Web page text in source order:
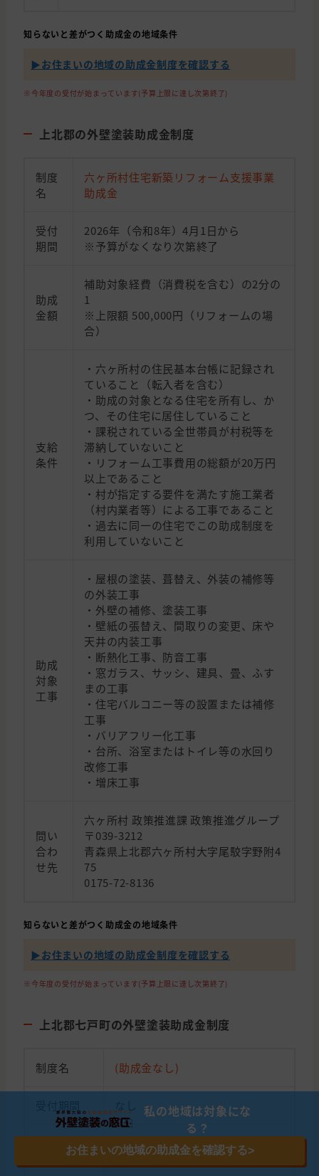
知らないと差がつく助成金の地域条件
▶︎お住まいの地域の助成金制度を確認する
※今年度の受付が始まっています(予算上限に達し次第終了)
上北郡の外壁塗装助成金制度
制度
名
六ヶ所村住宅新築リフォーム支援事業
助成金
受付
期間
2026年（令和8年）4月1日から
※予算がなくなり次第終了
助成
金額
補助対象経費（消費税を含む）の2分の
1
※上限額 500,000円（リフォームの場
合）
支給
条件
・六ヶ所村の住民基本台帳に記録され
ていること（転入者を含む）
・助成の対象となる住宅を所有し、か
つ、その住宅に居住していること
・課税されている全世帯員が村税等を
滞納していないこと
・リフォーム工事費用の総額が20万円
以上であること
・村が指定する要件を満たす施工業者
（村内業者等）による工事であること
・過去に同一の住宅でこの助成制度を
利用していないこと
助成
対象
工事
・屋根の塗装、葺替え、外装の補修等
の外装工事
・外壁の補修、塗装工事
・壁紙の張替え、間取りの変更、床や
天井の内装工事
・断熱化工事、防音工事
・窓ガラス、サッシ、建具、畳、ふす
まの工事
・住宅バルコニー等の設置または補修
工事
・バリアフリー化工事
・台所、浴室またはトイレ等の水回り
改修工事
・増床工事
問い
合わ
せ先
六ヶ所村 政策推進課 政策推進グループ
〒039-3212
青森県上北郡六ヶ所村大字尾駮字野附4
75
0175-72-8136
知らないと差がつく助成金の地域条件
▶︎お住まいの地域の助成金制度を確認する
※今年度の受付が始まっています(予算上限に達し次第終了)
上北郡七戸町の外壁塗装助成金制度
制度名 (助成金なし)
助成金額 なし
私の地域は対象にな
る？
お住まいの地域の助成金を確認する>